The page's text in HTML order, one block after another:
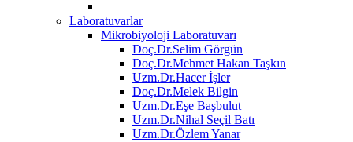
Laboratuvarlar
Mikrobiyoloji Laboratuvarı
Doç.Dr.Selim Görgün
Doç.Dr.Mehmet Hakan Taşkın
Uzm.Dr.Hacer İşler
Doç.Dr.Melek Bilgin
Uzm.Dr.Eşe Başbulut
Uzm.Dr.Nihal Seçil Batı
Uzm.Dr.Özlem Yanar